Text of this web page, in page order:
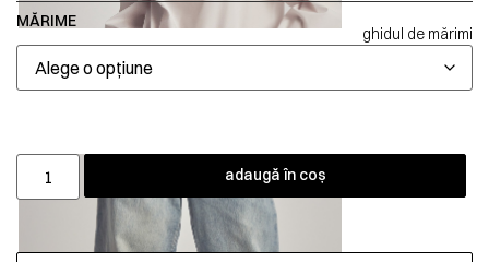
MĂRIME
ghidul de mărimi
adaugă în coș